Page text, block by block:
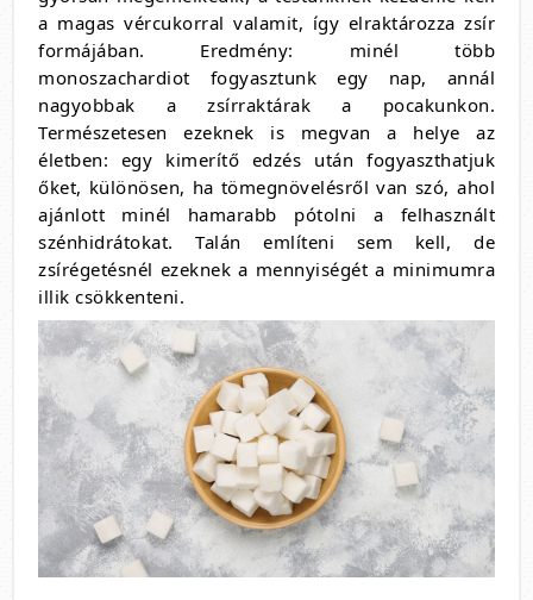
a magas vércukorral valamit, így elraktározza zsír
formájában. Eredmény: minél több
monoszachardiot fogyasztunk egy nap, annál
nagyobbak a zsírraktárak a pocakunkon.
Természetesen ezeknek is megvan a helye az
életben: egy kimerítő edzés után fogyaszthatjuk
őket, különösen, ha tömegnövelésről van szó, ahol
ajánlott minél hamarabb pótolni a felhasznált
szénhidrátokat. Talán említeni sem kell, de
zsírégetésnél ezeknek a mennyiségét a minimumra
illik csökkenteni.